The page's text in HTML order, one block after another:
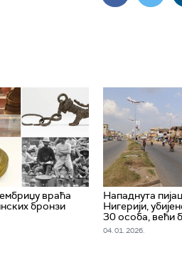
враћа
бронзи
Нападнута
Нигерији,
30 особа, већи
04. 01. 2026.